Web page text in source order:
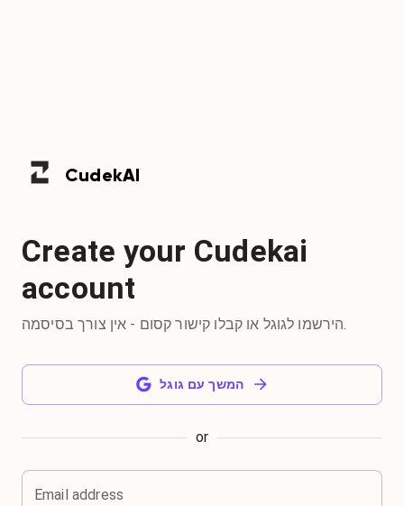
CudekAI
Create your Cudekai
account
המשך עם גוגל
or
Email address